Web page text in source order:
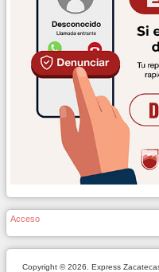
Acceso
Copyright © 2026. Express